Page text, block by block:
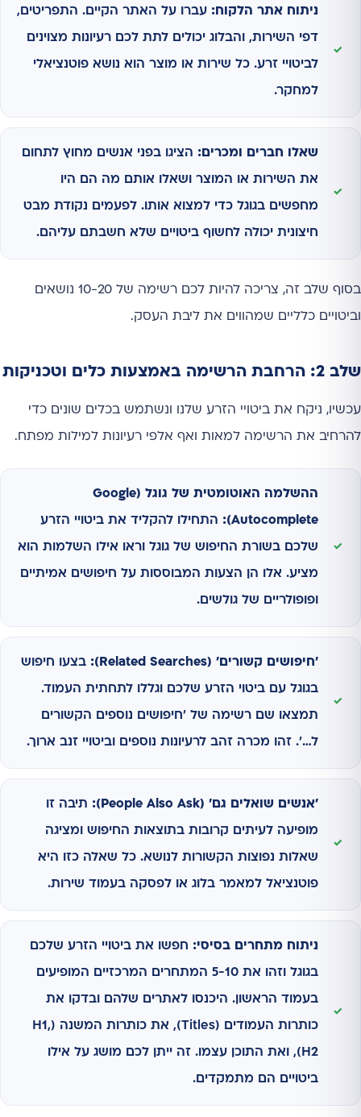
ניתוח אתר הלקוח: עברו על האתר הקיים. התפריטים,
דפי השירות, והבלוג יכולים לתת לכם רעיונות מצוינים
לביטויי זרע. כל שירות או מוצר הוא נושא פוטנציאלי
למחקר.
שאלו חברים ומכרים: הציגו בפני אנשים מחוץ לתחום
את השירות או המוצר ושאלו אותם מה הם היו
מחפשים בגוגל כדי למצוא אותו. לפעמים נקודת מבט
חיצונית יכולה לחשוף ביטויים שלא חשבתם עליהם.
בסוף שלב זה, צריכה להיות לכם רשימה של 10-20 נושאים
וביטויים כלליים שמהווים את ליבת העסק.
שלב 2: הרחבת הרשימה באמצעות כלים וטכניקות
עכשיו, ניקח את ביטויי הזרע שלנו ונשתמש בכלים שונים כדי
להרחיב את הרשימה למאות ואף אלפי רעיונות למילות מפתח.
ההשלמה האוטומטית של גוגל (Google
Autocomplete): התחילו להקליד את ביטויי הזרע
שלכם בשורת החיפוש של גוגל וראו אילו השלמות הוא
מציע. אלו הן הצעות המבוססות על חיפושים אמיתיים
ופופולריים של גולשים.
'חיפושים קשורים' (Related Searches): בצעו חיפוש
בגוגל עם ביטוי הזרע שלכם וגללו לתחתית העמוד.
תמצאו שם רשימה של 'חיפושים נוספים הקשורים
ל…'. זהו מכרה זהב לרעיונות נוספים וביטויי זנב ארוך.
'אנשים שואלים גם' (People Also Ask): תיבה זו
מופיעה לעיתים קרובות בתוצאות החיפוש ומציגה
שאלות נפוצות הקשורות לנושא. כל שאלה כזו היא
פוטנציאל למאמר בלוג או לפסקה בעמוד שירות.
ניתוח מתחרים בסיסי: חפשו את ביטויי הזרע שלכם
בגוגל וזהו את 5-10 המתחרים המרכזיים המופיעים
בעמוד הראשון. היכנסו לאתרים שלהם ובדקו את
כותרות העמודים (Titles), את כותרות המשנה (H1,
H2), ואת התוכן עצמו. זה ייתן לכם מושג על אילו
ביטויים הם מתמקדים.